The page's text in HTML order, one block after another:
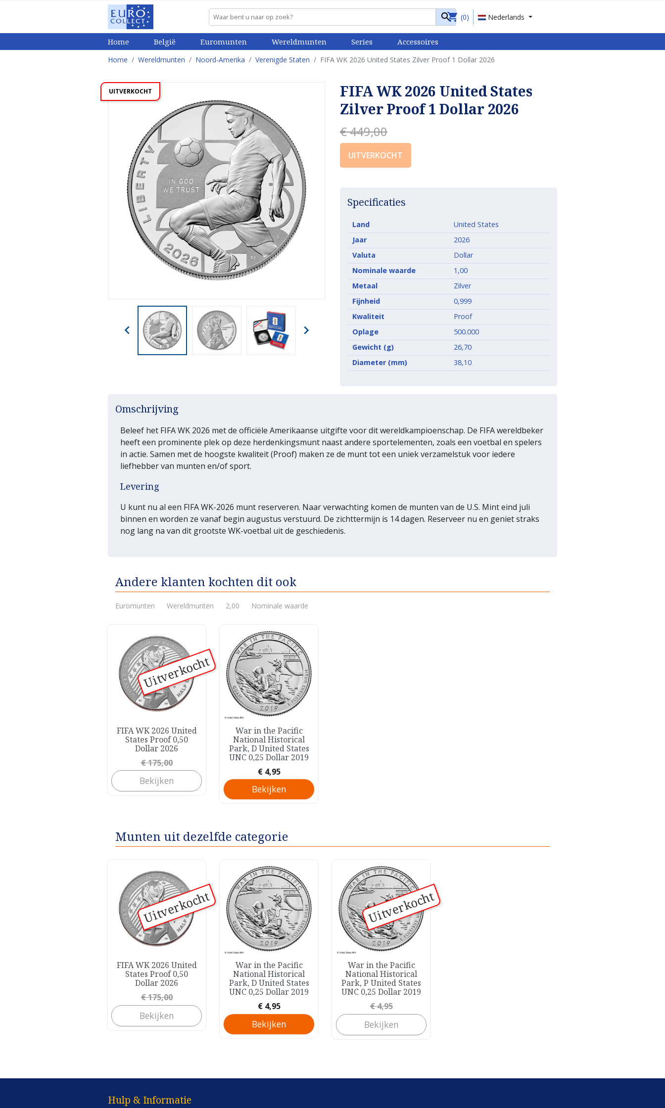
shopping_cart (0) Nederlands
Home België Euromunten Wereldmunten Series Accessoires
Home Wereldmunten Noord-Amerika Verenigde Staten FIFA WK 2026 United States Zilver Proof 1 Dollar 2026
UITVERKOCHT
 
FIFA WK 2026 United States
Zilver Proof 1 Dollar 2026
€ 449,00
UITVERKOCHT
Specificaties
Land
United States
Jaar
2026
Valuta
Dollar
Nominale waarde
1,00
Metaal
Zilver
Fijnheid
0,999
Kwaliteit
Proof
Oplage
500.000
Gewicht (g)
26,70
Diameter (mm)
38,10
Omschrijving
Beleef het FIFA WK 2026 met de officiële Amerikaanse uitgifte voor dit wereldkampioenschap. De FIFA wereldbeker
heeft een prominente plek op deze herdenkingsmunt naast andere sportelementen, zoals een voetbal en spelers
in actie. Samen met de hoogste kwaliteit (Proof) maken ze de munt tot een uniek verzamelstuk voor iedere
liefhebber van munten en/of sport.
Levering
U kunt nu al een FIFA WK-2026 munt reserveren. Naar verwachting komen de munten van de U.S. Mint eind juli
binnen en worden ze vanaf begin augustus verstuurd. De zichttermijn is 14 dagen. Reserveer nu en geniet straks
nog lang na van dit grootste WK-voetbal uit de geschiedenis.
Andere klanten kochten dit ook
Euromunten Wereldmunten 2,00 Nominale waarde
Uitverkocht
FIFA WK 2026 United
States Proof 0,50
Dollar 2026
Prijs
€ 175,00
Bekijken
Snel bekijken
War in the Pacific
National Historical
Park, D United States
UNC 0,25 Dollar 2019
Prijs
€ 4,95
Bekijken
Munten uit dezelfde categorie
Uitverkocht
FIFA WK 2026 United
States Proof 0,50
Dollar 2026
Prijs
€ 175,00
Bekijken
Snel bekijken
War in the Pacific
National Historical
Park, D United States
UNC 0,25 Dollar 2019
Prijs
€ 4,95
Bekijken
Uitverkocht
War in the Pacific
National Historical
Park, P United States
UNC 0,25 Dollar 2019
Prijs
€ 4,95
Bekijken
Hulp & Informatie